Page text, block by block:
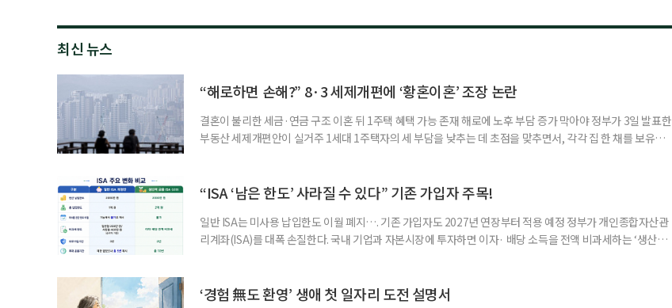
최신 뉴스
“해로하면 손해?” 8·3 세제개편에 ‘황혼이혼’ 조장 논란
결혼이 불리한 세금·연금 구조 이혼 뒤 1주택 혜택 가능 존재 해로에 노후 부담 증가 막아야 정부가 3일 발표한
부동산 세제개편안이 실거주 1세대 1주택자의 세 부담을 낮추는 데 초점을 맞추면서, 각각 집 한 채를 보유한
부가 각자 집 한 채씩을 보유하면 한 세대가 두 채를 가진 것으로 보지만, 실제 이혼해 주거와 생계를 분
“ISA ‘남은 한도’ 사라질 수 있다” 기존 가입자 주목!
일반 ISA는 미사용 납입한도 이월 폐지…. 기존 가입자도 2027년 연장부터 적용 예정 정부가 개인종합자산관
리계좌(ISA)를 대폭 손질한다. 국내 기업과 자본시장에 투자하면 이자· 배당 소득을 전액 비과세하는 ‘생산적
기 때문이다. 지난 3일 발표된 세제개편안이 국회 통과 후 그대로 시행된다면 법 시행 전 본
‘경험 無도 환영’ 생애 첫 일자리 도전 설명서